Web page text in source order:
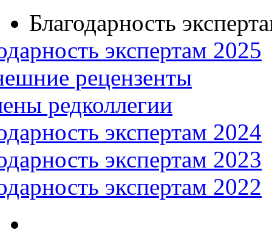
Благодарность
экспертам 2025
рецензенты
редколлегии
экспертам 2024
экспертам 2023
экспертам 2022